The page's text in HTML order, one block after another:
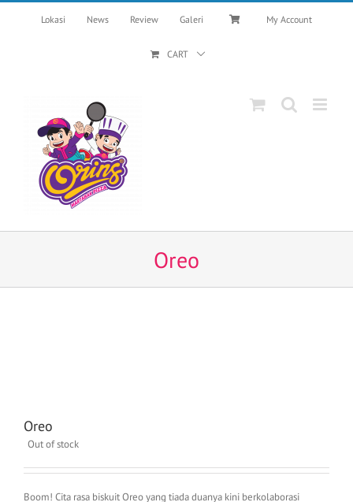
Skip
Lokasi News Review Galeri My Account
CART
Oreo
Oreo
Out of stock
Boom! Cita rasa biskuit Oreo yang tiada duanya kini berkolaborasi